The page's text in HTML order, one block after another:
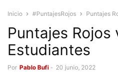
Inicio #PuntajesRojos Puntajes
Puntajes Rojos
Estudiantes
Por Pablo Bufi - 20 junio, 2022